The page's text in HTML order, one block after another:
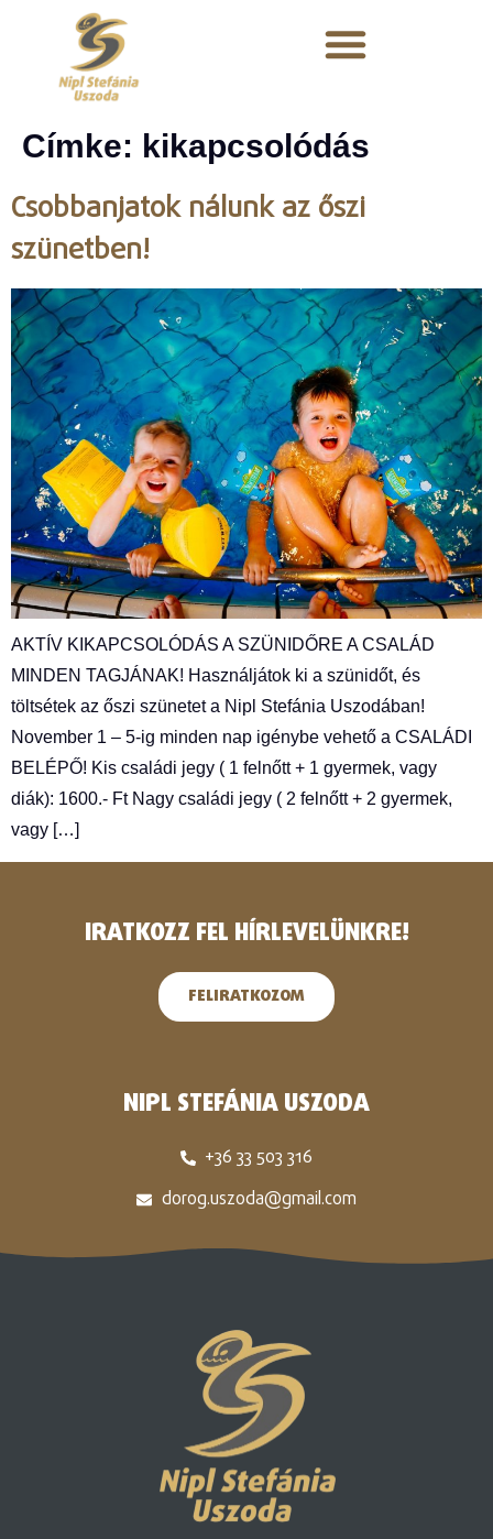
Címke: kikapcsolódás
Csobbanjatok nálunk az őszi
szünetben!
AKTÍV KIKAPCSOLÓDÁS A SZÜNIDŐRE A CSALÁD
MINDEN TAGJÁNAK! Használjátok ki a szünidőt, és
töltsétek az őszi szünetet a Nipl Stefánia Uszodában!
November 1 – 5-ig minden nap igénybe vehető a CSALÁDI
BELÉPŐ! Kis családi jegy ( 1 felnőtt + 1 gyermek, vagy
diák): 1600.- Ft Nagy családi jegy ( 2 felnőtt + 2 gyermek,
vagy […]
IRATKOZZ FEL HÍRLEVELÜNKRE!
FELIRATKOZOM
NIPL STEFÁNIA USZODA
+36 33 503 316
dorog.uszoda@gmail.com